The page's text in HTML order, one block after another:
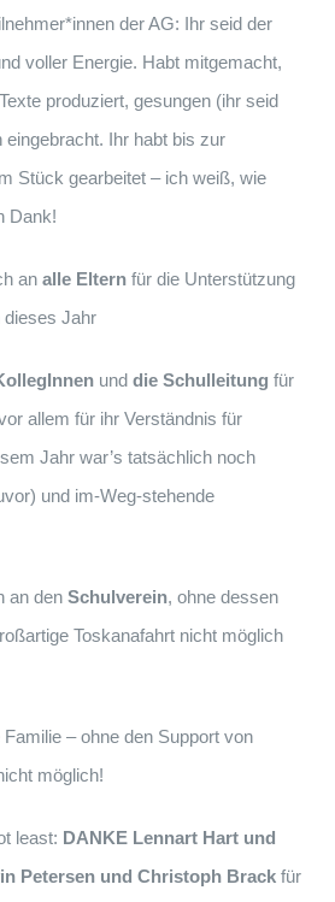
der AG: Ihr seid der
voller Energie. Habt mitgemacht,
produziert, gesungen (ihr seid
eingebracht. Ihr habt bis zur
Stück gearbeitet – ich weiß, wie
Dank!
an alle Elternfür die Unterstützung
dieses Jahr
und die Schulleitung für
allem für ihr Verständnis für
Jahr war’s tatsächlich noch
und im-Weg-stehende
an den Schulverein, ohne dessen
Toskanafahrt nicht möglich
– ohne den Support von
möglich!
least: DANKE Lennart Hart und
Petersen und Christoph Brackfür